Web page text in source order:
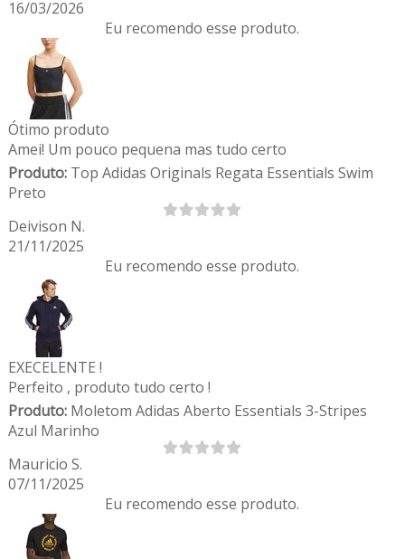
16/03/2026
Eu recomendo esse produto.
Ótimo produto
Amei! Um pouco pequena mas tudo certo
Produto:Top Adidas Originals Regata Essentials Swim
Preto
Deivison N.
21/11/2025
Eu recomendo esse produto.
EXECELENTE !
Perfeito , produto tudo certo !
Produto:Moletom Adidas Aberto Essentials 3-Stripes
Azul Marinho
Mauricio S.
07/11/2025
Eu recomendo esse produto.